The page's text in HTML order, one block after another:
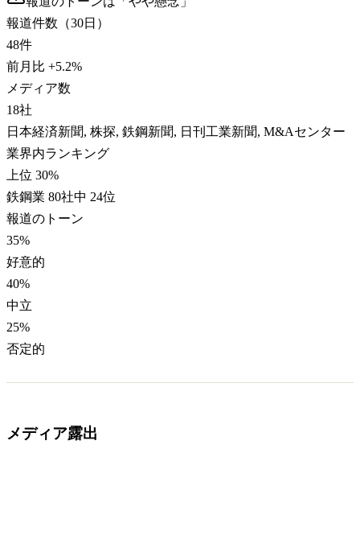
報道件数（30日）
48件
前月比 +5.2%
メディア数
18社
日本経済新聞, 株探, 鉄鋼新聞, 日刊工業新聞, M&Aセンター
業界内ランキング
上位 30%
鉄鋼業 80社中 24位
報道のトーン
35%
好意的
40%
中立
25%
否定的
メディア露出